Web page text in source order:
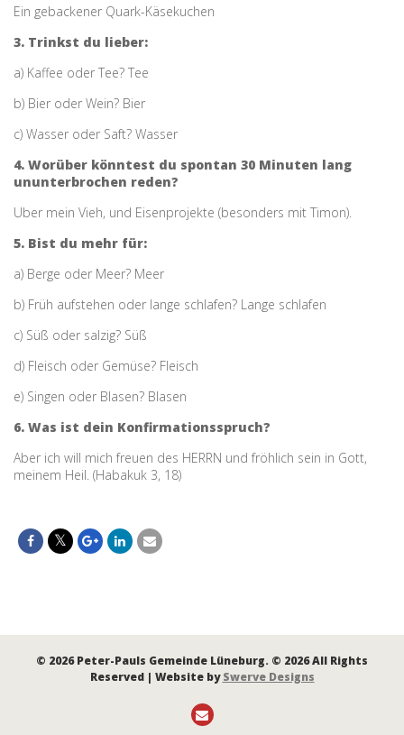
Ein gebackener Quark-Käsekuchen
3. Trinkst du lieber:
a) Kaffee oder Tee? Tee
b) Bier oder Wein? Bier
c) Wasser oder Saft? Wasser
4. Worüber könntest du spontan 30 Minuten lang
ununterbrochen reden?
Uber mein Vieh, und Eisenprojekte (besonders mit Timon).
5. Bist du mehr für:
a) Berge oder Meer? Meer
b) Früh aufstehen oder lange schlafen? Lange schlafen
c) Süß oder salzig? Süß
d) Fleisch oder Gemüse? Fleisch
e) Singen oder Blasen? Blasen
6. Was ist dein Konfirmationsspruch?
Aber ich will mich freuen des HERRN und fröhlich sein in Gott,
meinem Heil. (Habakuk 3, 18)
© 2026 Peter-Pauls Gemeinde Lüneburg. © 2026 All Rights
Reserved | Website bySwerve Designs